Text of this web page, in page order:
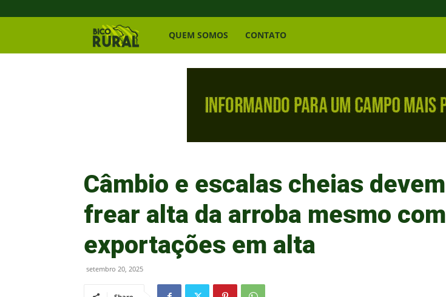
Bico
QUEM SOMOS CONTATO
Câmbio e escalas cheias devem
frear alta da arroba mesmo com
exportações em alta
setembro 20, 2025